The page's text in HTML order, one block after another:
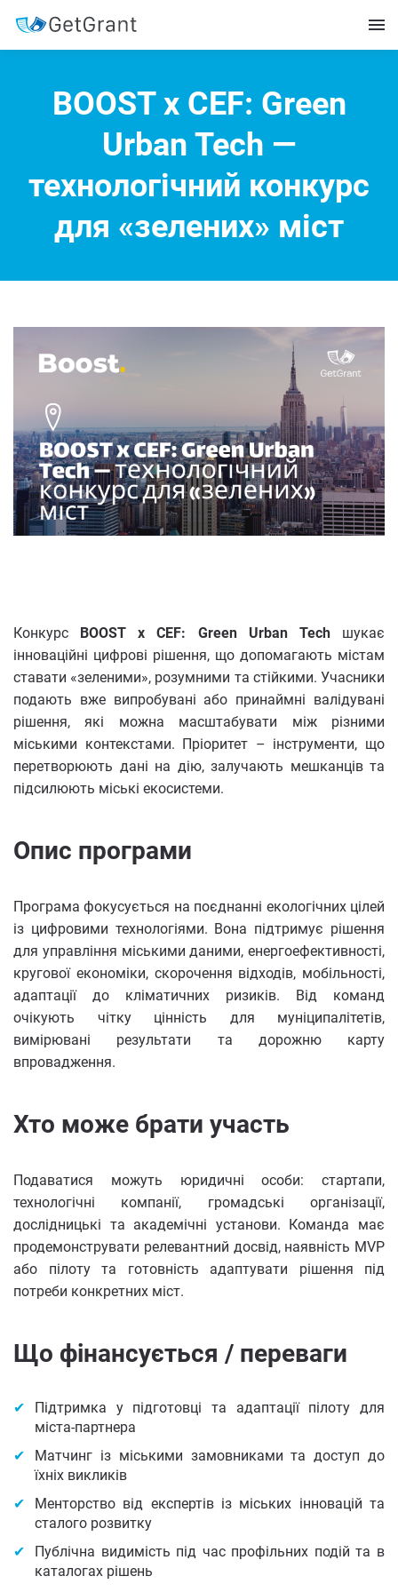
BOOST x CEF: Green
Urban Tech —
технологічний конкурс
для «зелених» міст
Конкурс BOOST x CEF: Green Urban Techшукає
інноваційні цифрові рішення, що допомагають містам
ставати «зеленими», розумними та стійкими. Учасники
подають вже випробувані або принаймні валідувані
рішення, які можна масштабувати між різними
міськими контекстами. Пріоритет – інструменти, що
перетворюють дані на дію, залучають мешканців та
підсилюють міські екосистеми.
Опис програми
Програма фокусується на поєднанні екологічних цілей
із цифровими технологіями. Вона підтримує рішення
для управління міськими даними, енергоефективності,
кругової економіки, скорочення відходів, мобільності,
адаптації до кліматичних ризиків. Від команд
очікують чітку цінність для муніципалітетів,
вимірювані результати та дорожню карту
впровадження.
Хто може брати участь
Подаватися можуть юридичні особи: стартапи,
технологічні компанії, громадські організації,
дослідницькі та академічні установи. Команда має
продемонструвати релевантний досвід, наявність MVP
або пілоту та готовність адаптувати рішення під
потреби конкретних міст.
Що фінансується / переваги
Підтримка у підготовці та адаптації пілоту для
міста-партнера
Матчинг із міськими замовниками та доступ до
їхніх викликів
Менторство від експертів із міських інновацій та
сталого розвитку
Публічна видимість під час профільних подій та в
каталогах рішень